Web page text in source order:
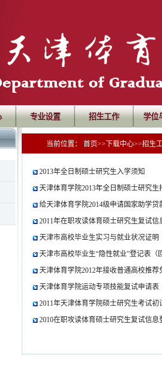
专业设置 招生工作 学位
当前位置： 首页>> 下载中心>>招生
2013年全日制硕士研究生入学须知
天津体育学院2013年全日制硕士研究生
给天津体育学院2014级申请国家助学贷
2011年在职攻读体育硕士研究生复试信
天津市高校毕业生实习与就业状况证明
天津市高校毕业生“隐性就业”登记表（
天津体育学院2012年接收普通高校推
天津体育学院运动专项技能复试申请表
2011年天津体育学院硕士研究生考试初
2010在职攻读体育硕士研究生复试信息